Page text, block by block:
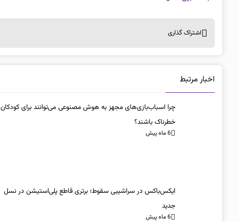
اشتراک گذاری
اخبار مرتبط
چرا اسباب‌بازی‌های مجهز به هوش مصنوعی می‌توانند برای کودکان
خطرناک باشند؟
6 ماه پیش
ایکس‌باکس در سراشیبی سقوط؛ برتری قاطع پلی‌استیشن در نسل
جدید
6 ماه پیش